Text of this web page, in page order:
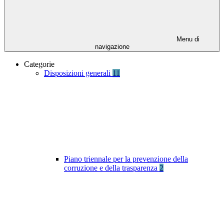
Menu di
navigazione
Categorie
Disposizioni generali 11
Piano triennale per la prevenzione della
corruzione e della trasparenza 2